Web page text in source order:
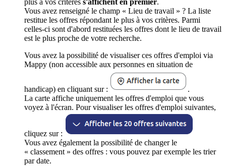
plus à vos critères s'affichent en premier.
Vous avez renseigné le champ « Lieu de travail » ? La liste
restitue les offres répondant le plus à vos critères. Parmi
celles-ci sont d'abord restituées les offres dont le lieu de travail
est le plus proche de votre recherche.
Vous avez la possibilité de visualiser ces offres d'emploi via
Mappy (non accessible aux personnes en situation de
handicap) en cliquant sur :
.
La carte affiche uniquement les offres d'emploi que vous
voyez à l'écran. Pour visualiser les offres d'emploi suivantes,
cliquez sur :
Vous avez également la possibilité de changer le
« classement » des offres : vous pouvez par exemple les trier
par date.